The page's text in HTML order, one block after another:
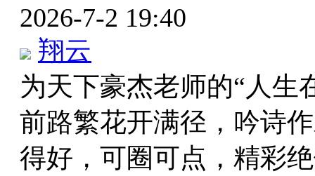
2026-7-2 19:40
翔云
为天下豪杰老师的“人生
前路繁花开满径，吟诗
得好，可圈可点，精彩